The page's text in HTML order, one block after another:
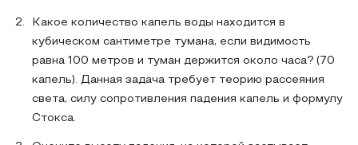
Какое количество капель воды находится в
кубическом сантиметре тумана, если видимость
равна 100 метров и туман держится около часа? (70
капель). Данная задача требует теорию рассеяния
света, силу сопротивления падения капель и формулу
Стокса.